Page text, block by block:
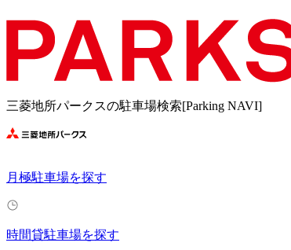
三菱地所パークスの駐車場検索[Parking NAVI]
月極駐車場を探す
時間貸駐車場を探す